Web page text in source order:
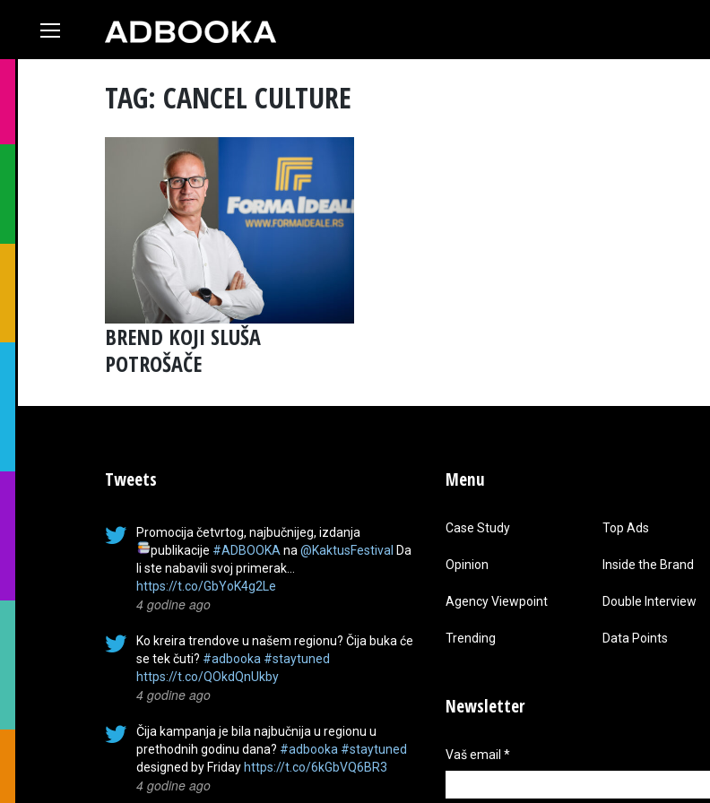
TAG: CANCEL CULTURE
BREND KOJI SLUŠA
POTROŠAČE
Tweets
Promocija četvrtog, najbučnijeg, izdanja
publikacije #ADBOOKA na @KaktusFestival Da
li ste nabavili svoj primerak…
https://t.co/GbYoK4g2Le
4 godine ago
Ko kreira trendove u našem regionu? Čija buka će
se tek čuti? #adbooka #staytuned
https://t.co/QOkdQnUkby
4 godine ago
Čija kampanja je bila najbučnija u regionu u
prethodnih godinu dana? #adbooka #staytuned
designed by Friday https://t.co/6kGbVQ6BR3
4 godine ago
Menu
Case Study Top Ads
Opinion Inside the Brand
Agency Viewpoint Double Interview
Trending Data Points
Newsletter
Vaš email *